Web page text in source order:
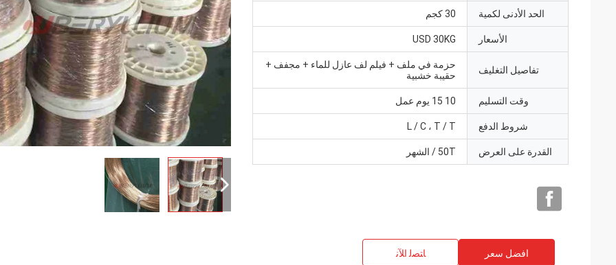
الحد الأدنى لكمية 30 كجم
الأسعار USD 30KG
تفاصيل التغليف
حزمة في ملف + فيلم لف عازل للماء + مجفف +
حقيبة خشبية
وقت التسليم 10 15 يوم عمل
شروط الدفع L / C ، T / T
القدرة على العرض 50T / الشهر
افضل سعر ﺎﺘﺼﻟ ﺍﻶﻧ